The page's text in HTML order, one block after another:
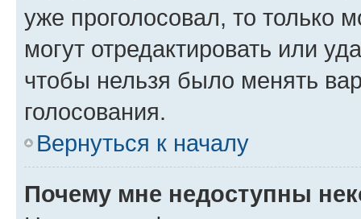
уже проголосовал, то только
могут отредактировать или
чтобы нельзя было менять
голосования.
Вернуться к началу
Почему мне недоступны